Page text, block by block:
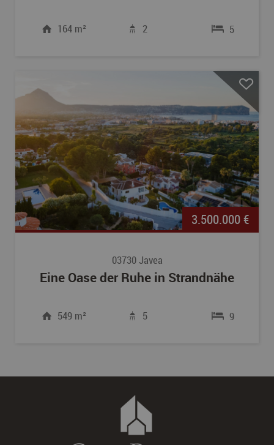
164 m² 5
2
3.500.000 €
03730 Javea
Eine Oase der Ruhe in Strandnähe
549 m² 9
5